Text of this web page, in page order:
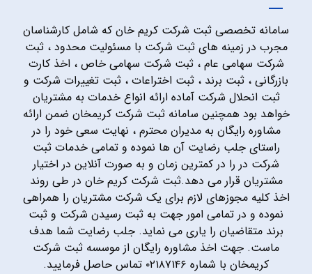
سامانه تخصصی ثبت شرکت کریم خان که شامل کارشناسان
مجرب در زمینه های ثبت شرکت با مسئولیت محدود ، ثبت
شرکت سهامی عام ، ثبت شرکت سهامی خاص ، اخذ کارت
بازرگانی ، ثبت برند ، ثبت اختراعات ، ثبت تغییرات شرکت و
ثبت انحلال شرکت آماده ارائه انواع خدمات به مشتریان
خواهد بود همچنین سامانه ثبت شرکت کریمخان ضمن ارائه
مشاوره رایگان به مدیران محترم ، نهایت سعی خود را در
راستای جلب رضایت آن ها نموده و تمامی خدمات ثبت
شرکت در را در کمترین زمان و به صورت آنلاین در اختیار
مشتریان قرار می دهد.ثبت شرکت کریم خان در طی روند
اخذ کلیه مجوزهای لازم برای یک شرکت مشتریان را همراهی
نموده و در تمامی امور جهت به ثبت رسیدن شرکت و ثبت
برند متقاضیان را یاری می نماید. جلب رضایت شما هدف
ماست. جهت اخذ مشاوره رایگان از موسسه ثبت شرکت
کریمخان با شماره ۰۲۱۸۷۱۴۶ تماس حاصل فرمایید.